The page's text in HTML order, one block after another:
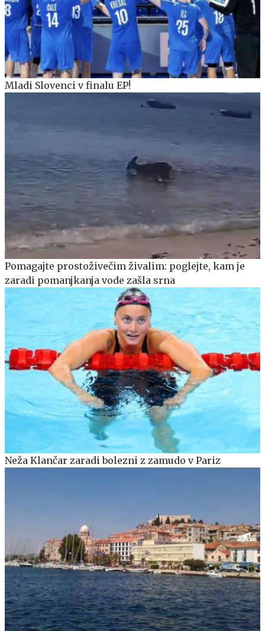
Mladi Slovenci v finalu EP!
Pomagajte prostoživečim živalim: poglejte, kam je
zaradi pomanjkanja vode zašla srna
Neža Klančar zaradi bolezni z zamudo v Pariz